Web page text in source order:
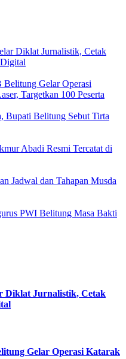
Diklat Jurnalistik, Cetak
Gelar Operasi
Targetkan 100 Peserta
Bupati Belitung Sebut Tirta
Abadi Resmi Tercatat di
Jadwal dan Tahapan Musda
PWI Belitung Masa Bakti
Diklat Jurnalistik, Cetak
Gelar Operasi Katarak